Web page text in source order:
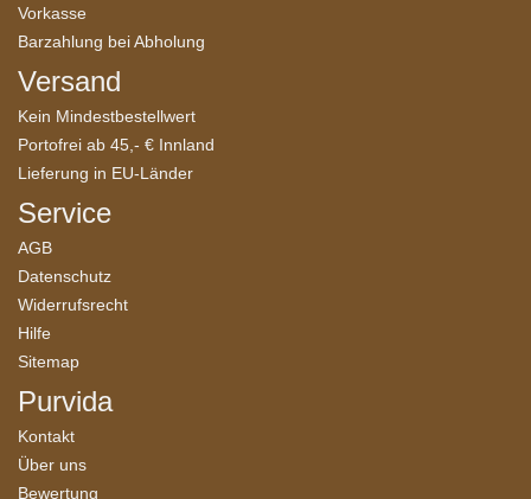
Vorkasse
Barzahlung bei Abholung
Versand
Kein Mindestbestellwert
Portofrei ab 45,- € Innland
Lieferung in EU-Länder
Service
AGB
Datenschutz
Widerrufsrecht
Hilfe
Sitemap
Purvida
Kontakt
Über uns
Bewertung